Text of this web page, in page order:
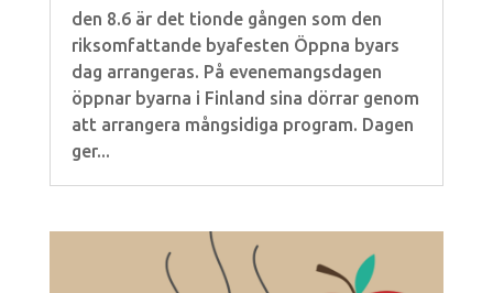
den 8.6 är det tionde gången som den
riksomfattande byafesten Öppna byars
dag arrangeras. På evenemangsdagen
öppnar byarna i Finland sina dörrar genom
att arrangera mångsidiga program. Dagen
ger...